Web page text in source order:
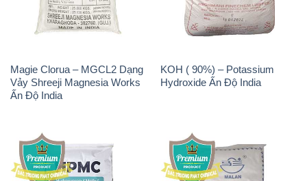
Magie Clorua – MGCL2 Dạng
Vảy Shreeji Magnesia Works
Ấn Độ India
KOH ( 90%) – Potassium
Hydroxide Ấn Độ India